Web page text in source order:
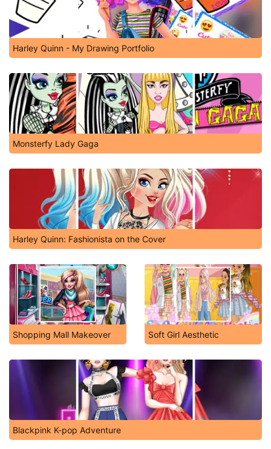
Harley Quinn - My Drawing Portfolio
Monsterfy Lady Gaga
Harley Quinn: Fashionista on the Cover
Shopping Mall Makeover Soft Girl Aesthetic
Blackpink K-pop Adventure